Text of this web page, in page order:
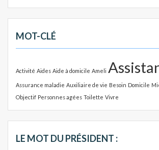
c
e
r
h
e
r
:
MOT-CLÉ
Activité Aides Aide à domicile Ameli
Assurance maladie Auxiliaire de vie Besoin Domicile
Objectif Personnes agées Toilette Vivre
LE MOT DU PRÉSIDENT :